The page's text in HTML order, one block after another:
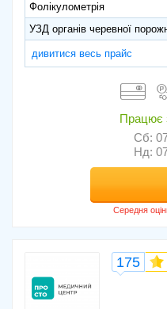
Фолікулометрія
УЗД органів черевної
дивитися весь прайс
Працює
Сб:
Нд:
175